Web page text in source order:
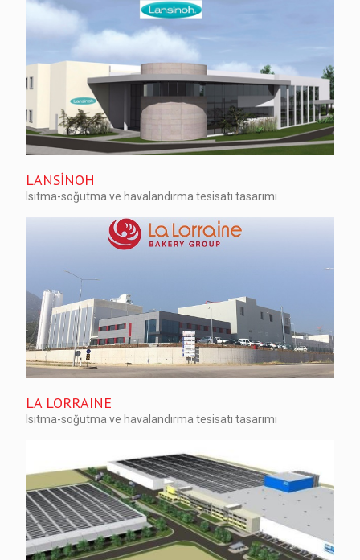
LANSİNOH
Isıtma-soğutma ve havalandırma tesisatı tasarımı
LA LORRAINE
Isıtma-soğutma ve havalandırma tesisatı tasarımı